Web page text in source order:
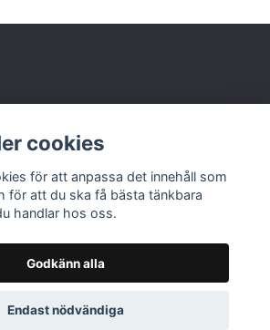
© 2026 Nolbox AB
cookies
för att anpassa det innehåll som
för att du ska få bästa tänkbara
handlar hos oss.
Godkänn alla
Endast nödvändiga